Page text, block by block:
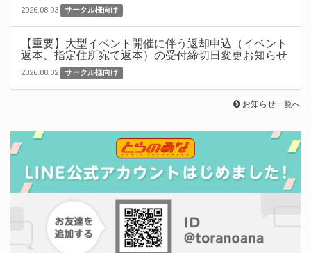
2026.08.03 サークル様向け
【重要】大型イベント開催に伴う返却申込（イベント
返本、指定住所宛て返本）の受付締切日変更お知らせ
2026.08.02 サークル様向け
お知らせ一覧へ